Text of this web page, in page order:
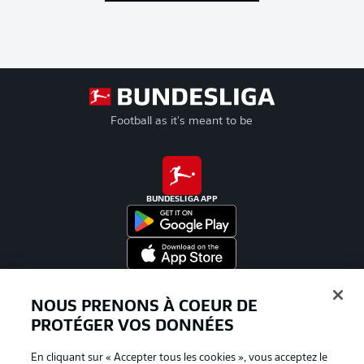
Football as it's meant to be
BUNDESLIGA APP
NOUS PRENONS À COEUR DE
PROTÉGER VOS DONNÉES
En cliquant sur « Accepter tous les cookies », vous acceptez le